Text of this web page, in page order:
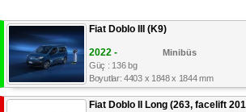
Fiat Doblo III (K9)
2022 -
Minibüs
Güç : 136 bg
Boyutlar: 4403 x 1848 x 1844 mm
Fiat Doblo II Long (263, facelift